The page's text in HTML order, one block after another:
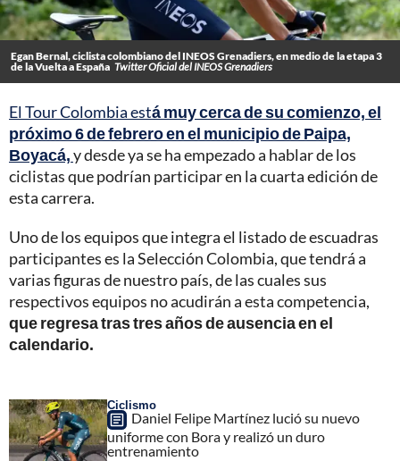
Egan Bernal, ciclista colombiano del INEOS Grenadiers, en medio de la etapa 3
de la Vuelta a España Twitter Oficial del INEOS Grenadiers
El Tour Colombia está muy cerca de su comienzo, el
próximo 6 de febrero en el municipio de Paipa,
Boyacá,y desde ya se ha empezado a hablar de los
ciclistas que podrían participar en la cuarta edición de
esta carrera.
Uno de los equipos que integra el listado de escuadras
participantes es la Selección Colombia, que tendrá a
varias figuras de nuestro país, de las cuales sus
respectivos equipos no acudirán a esta competencia,
que regresa tras tres años de ausencia en el
calendario.
Ciclismo
Daniel Felipe Martínez lució su nuevo
uniforme con Bora y realizó un duro
entrenamiento